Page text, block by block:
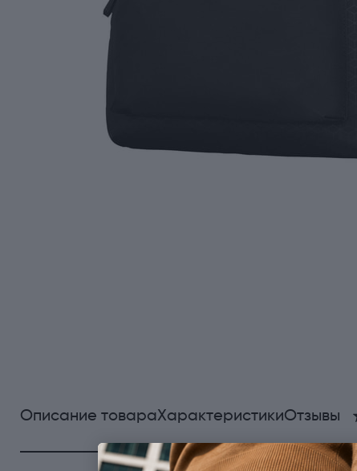
Описание товараХарактеристикиОтзывы